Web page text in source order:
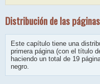
Distribución de las páginas
Este capítulo tiene una
primera página (con el título
haciendo un total de 19
negro.